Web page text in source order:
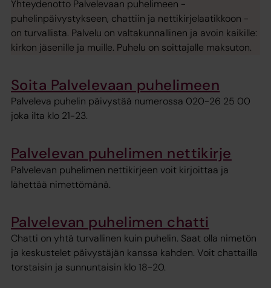
Yhteydenotto Palvelevaan puhelimeen -
puhelinpäivystykseen, chattiin ja nettikirjelaatikkoon -
on turvallista. Palvelu on valtakunnallinen ja avoin kaikille:
kirkon jäsenille ja muille. Puhelu on soittajalle maksuton.
Soita Palvelevaan puhelimeen
Palveleva puhelin päivystää numerossa 020-26 25 00
joka ilta klo 21-23.
Palvelevan puhelimen nettikirje
Palvelevan puhelimen nettikirjeen voit kirjoittaa ja
lähettää nimettömänä.
Palvelevan puhelimen chatti
Chatti on yhtä turvallinen kuin puhelin. Saat olla nimetön
ja keskustelet päivystäjän kanssa kahden. Voit chattailla
torstaisin ja sunnuntaisin klo 18-20.